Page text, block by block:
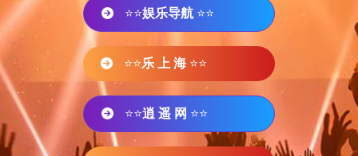
⭐⭐娱乐导航 ⭐⭐
⭐⭐乐 上 海 ⭐⭐
⭐⭐逍 遥 网 ⭐⭐